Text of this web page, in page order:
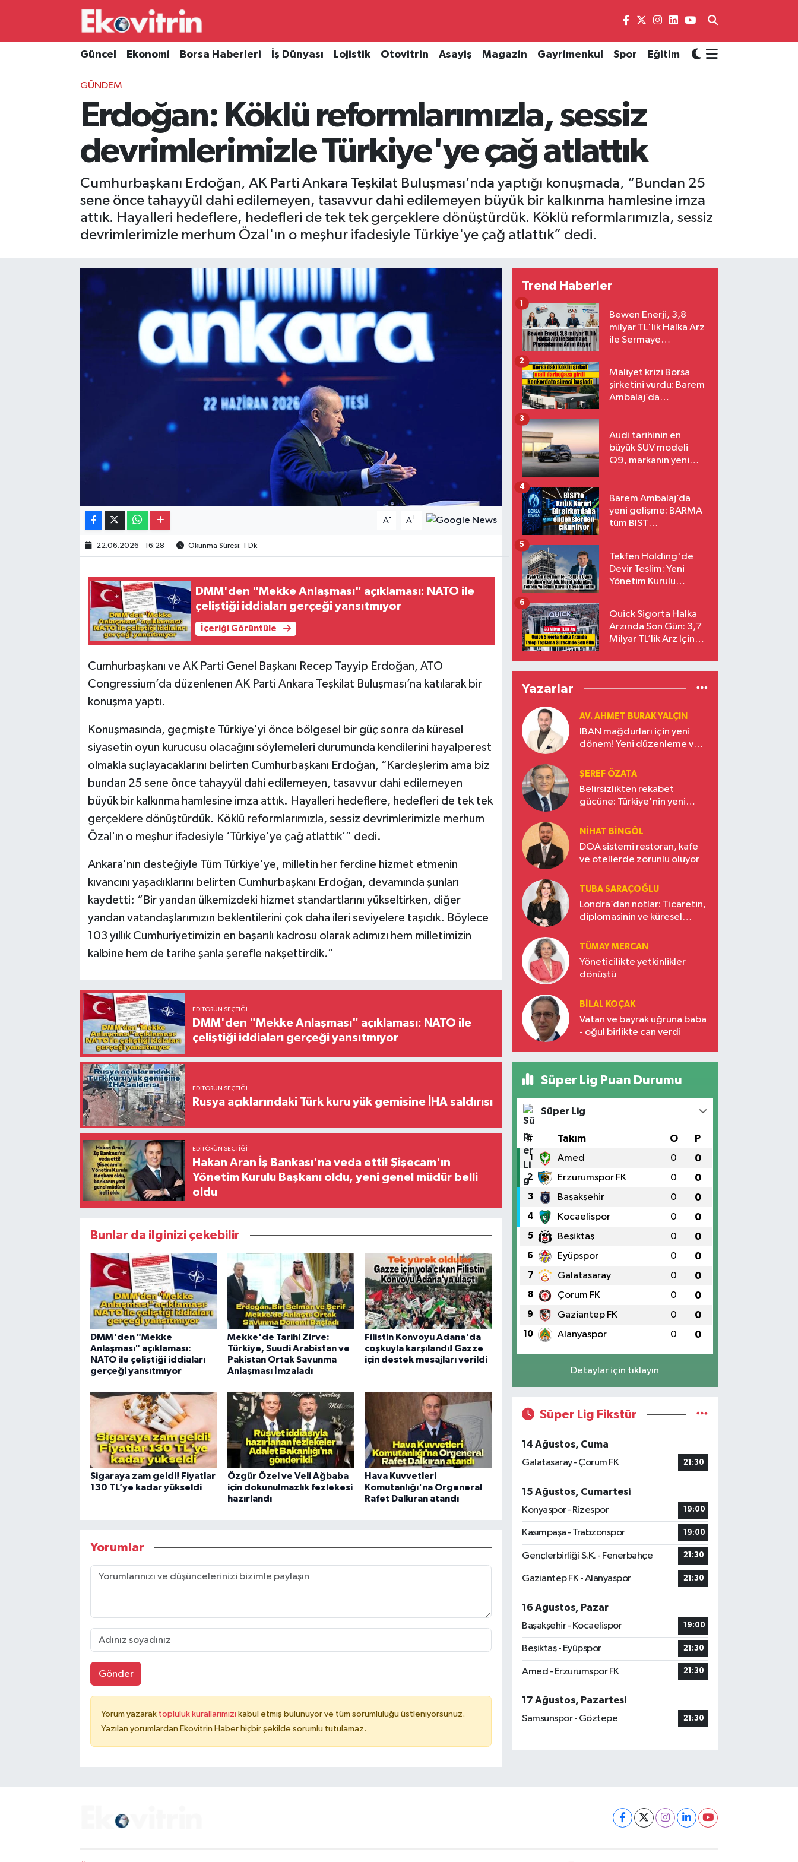
Güncel Ekonomi Borsa Haberleri İş Dünyası Lojistik Otovitrin Asayiş Magazin Gayrimenkul Spor Eğitim
GÜNDEM
Erdoğan: Köklü reformlarımızla, sessiz
devrimlerimizle Türkiye'ye çağ atlattık
Cumhurbaşkanı Erdoğan, AK Parti Ankara Teşkilat Buluşması’nda yaptığı konuşmada, “Bundan 25
sene önce tahayyül dahi edilemeyen, tasavvur dahi edilemeyen büyük bir kalkınma hamlesine imza
attık. Hayalleri hedeflere, hedefleri de tek tek gerçeklere dönüştürdük. Köklü reformlarımızla, sessiz
devrimlerimizle merhum Özal'ın o meşhur ifadesiyle Türkiye'ye çağ atlattık” dedi.
A- A+
22.06.2026 - 16:28 Okunma Süresi: 1 Dk
DMM'den "Mekke Anlaşması" açıklaması: NATO ile
çeliştiği iddiaları gerçeği yansıtmıyor
İçeriği Görüntüle
Cumhurbaşkanı ve AK Parti Genel Başkanı Recep Tayyip Erdoğan, ATO
Congressium’da düzenlenen AK Parti Ankara Teşkilat Buluşması’na katılarak bir
konuşma yaptı.
Konuşmasında, geçmişte Türkiye'yi önce bölgesel bir güç sonra da küresel
siyasetin oyun kurucusu olacağını söylemeleri durumunda kendilerini hayalperest
olmakla suçlayacaklarını belirten Cumhurbaşkanı Erdoğan, “Kardeşlerim ama biz
bundan 25 sene önce tahayyül dahi edilemeyen, tasavvur dahi edilemeyen
büyük bir kalkınma hamlesine imza attık. Hayalleri hedeflere, hedefleri de tek tek
gerçeklere dönüştürdük. Köklü reformlarımızla, sessiz devrimlerimizle merhum
Özal'ın o meşhur ifadesiyle ‘Türkiye'ye çağ atlattık’” dedi.
Ankara'nın desteğiyle Tüm Türkiye'ye, milletin her ferdine hizmet etmenin
kıvancını yaşadıklarını belirten Cumhurbaşkanı Erdoğan, devamında şunları
kaydetti: “Bir yandan ülkemizdeki hizmet standartlarını yükseltirken, diğer
yandan vatandaşlarımızın beklentilerini çok daha ileri seviyelere taşıdık. Böylece
103 yıllık Cumhuriyetimizin en başarılı kadrosu olarak adımızı hem milletimizin
kalbine hem de tarihe şanla şerefle nakşettirdik.”
EDITÖRÜN SEÇTIĞI
DMM'den "Mekke Anlaşması" açıklaması: NATO ile
çeliştiği iddiaları gerçeği yansıtmıyor
EDITÖRÜN SEÇTIĞI
Rusya açıklarındaki Türk kuru yük gemisine İHA saldırısı
EDITÖRÜN SEÇTIĞI
Hakan Aran İş Bankası'na veda etti! Şişecam'ın
Yönetim Kurulu Başkanı oldu, yeni genel müdür belli
oldu
Bunlar da ilginizi çekebilir
DMM'den "Mekke
Anlaşması" açıklaması:
NATO ile çeliştiği iddiaları
gerçeği yansıtmıyor
Mekke'de Tarihi Zirve:
Türkiye, Suudi Arabistan ve
Pakistan Ortak Savunma
Anlaşması İmzaladı
Filistin Konvoyu Adana'da
coşkuyla karşılandı! Gazze
için destek mesajları verildi
Sigaraya zam geldi! Fiyatlar
130 TL’ye kadar yükseldi
Özgür Özel ve Veli Ağbaba
için dokunulmazlık fezlekesi
hazırlandı
Hava Kuvvetleri
Komutanlığı'na Orgeneral
Rafet Dalkıran atandı
Yorumlar
Gönder
Yorum yazarak topluluk kurallarımızı kabul etmiş bulunuyor ve tüm sorumluluğu üstleniyorsunuz.
Yazılan yorumlardan Ekovitrin Haber hiçbir şekilde sorumlu tutulamaz.
Trend Haberler
Bewen Enerji, 3,8
milyar TL'lik Halka Arz
ile Sermaye
1
Maliyet krizi Borsa
şirketini vurdu: Barem
Ambalaj’da
2
Audi tarihinin en
büyük SUV modeli
Q9, markanın yeni
3
Barem Ambalaj’da
yeni gelişme: BARMA
tüm BIST
4
Tekfen Holding'de
Devir Teslim: Yeni
Yönetim Kurulu
5
Quick Sigorta Halka
Arzında Son Gün: 3,7
Milyar TL’lik Arz İçin
Eriyor
6
Yazarlar
AV. AHMET BURAK YALÇIN
IBAN mağdurları için yeni
dönem! Yeni düzenleme ve
ŞEREF ÖZATA
Belirsizlikten rekabet
gücüne: Türkiye'nin yeni
NIHAT BINGÖL
DOA sistemi restoran, kafe
ve otellerde zorunlu oluyor
TUBA SARAÇOĞLU
Londra’dan notlar: Ticaretin,
diplomasinin ve küresel
Türkiye’nin yükselen gücü
TÜMAY MERCAN
Yöneticilikte yetkinlikler
dönüştü
BILAL KOÇAK
Vatan ve bayrak uğruna baba
- oğul birlikte can verdi
Süper Lig Puan Durumu
Süper Lig
# Takım O P
1 Amed 0 0
2 Erzurumspor FK 0 0
3 Başakşehir 0 0
4 Kocaelispor 0 0
5 Beşiktaş 0 0
6 Eyüpspor 0 0
7 Galatasaray 0 0
8 Çorum FK 0 0
9 Gaziantep FK 0 0
10 Alanyaspor 0 0
Detaylar için tıklayın
Süper Lig Fikstür
14 Ağustos, Cuma
Galatasaray - Çorum FK
21:30
15 Ağustos, Cumartesi
Konyaspor - Rizespor
19:00
Kasımpaşa - Trabzonspor 19:00
Gençlerbirliği S.K. - Fenerbahçe 21:30
Gaziantep FK - Alanyaspor 21:30
16 Ağustos, Pazar
Başakşehir - Kocaelispor
19:00
Beşiktaş - Eyüpspor 21:30
Amed - Erzurumspor FK 21:30
17 Ağustos, Pazartesi
Samsunspor - Göztepe
21:30
Güncel
Borsa Haberleri
Hava Durumu
Süper Lig Puan Durumu ve Fikstür
Tüm Manşetler
Son Dakika Haberleri
Haber Arşivi